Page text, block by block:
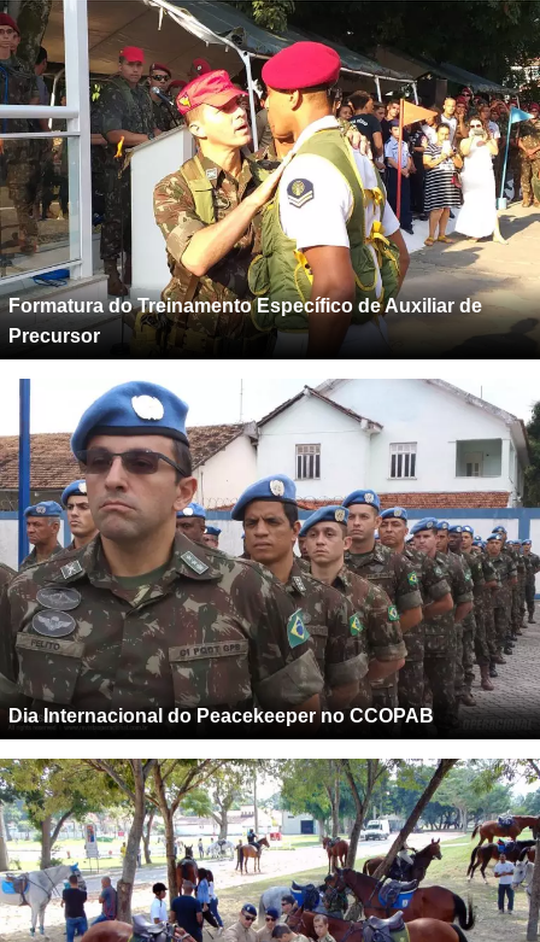
Formatura do Treinamento Específico de Auxiliar de
Precursor
Dia Internacional do Peacekeeper no CCOPAB